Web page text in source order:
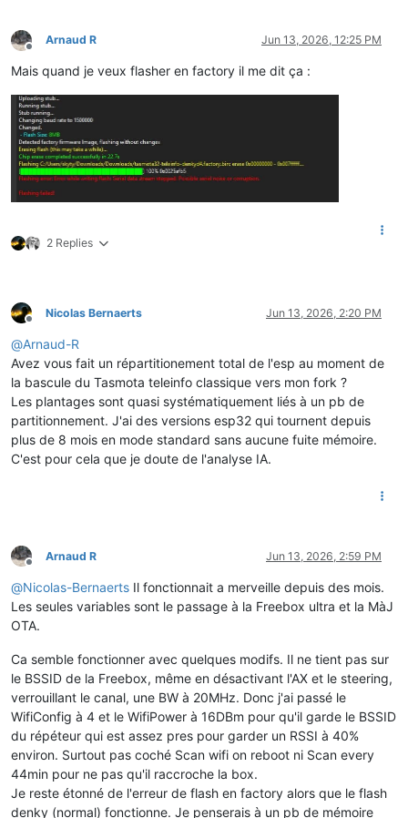
Offline
Arnaud R Jun 13, 2026, 12:25 PM
Mais quand je veux flasher en factory il me dit ça :
2 Replies
Offline
Nicolas Bernaerts Jun 13, 2026, 2:20 PM
@Arnaud-R
Avez vous fait un répartitionement total de l'esp au moment de
la bascule du Tasmota teleinfo classique vers mon fork ?
Les plantages sont quasi systématiquement liés à un pb de
partitionnement. J'ai des versions esp32 qui tournent depuis
plus de 8 mois en mode standard sans aucune fuite mémoire.
C'est pour cela que je doute de l'analyse IA.
Offline
Arnaud R Jun 13, 2026, 2:59 PM
@Nicolas-Bernaerts Il fonctionnait a merveille depuis des mois.
Les seules variables sont le passage à la Freebox ultra et la MàJ
OTA.
Ca semble fonctionner avec quelques modifs. Il ne tient pas sur
le BSSID de la Freebox, même en désactivant l'AX et le steering,
verrouillant le canal, une BW à 20MHz. Donc j'ai passé le
WifiConfig à 4 et le WifiPower à 16DBm pour qu'il garde le BSSID
du répéteur qui est assez pres pour garder un RSSI à 40%
environ. Surtout pas coché Scan wifi on reboot ni Scan every
44min pour ne pas qu'il raccroche la box.
Je reste étonné de l'erreur de flash en factory alors que le flash
denky (normal) fonctionne. Je penserais à un pb de mémoire